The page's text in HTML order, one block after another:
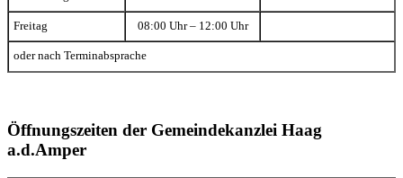
Freitag 08:00 Uhr – 12:00 Uhr
oder nach Terminabsprache
Öffnungszeiten der Gemeindekanzlei Haag
a.d.Amper